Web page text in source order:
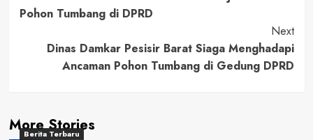
Navigation
Pohon Tumbang di DPRD
Next
Dinas Damkar Pesisir Barat Siaga Menghadapi
Ancaman Pohon Tumbang di Gedung DPRD
More Stories
Berita Terbaru